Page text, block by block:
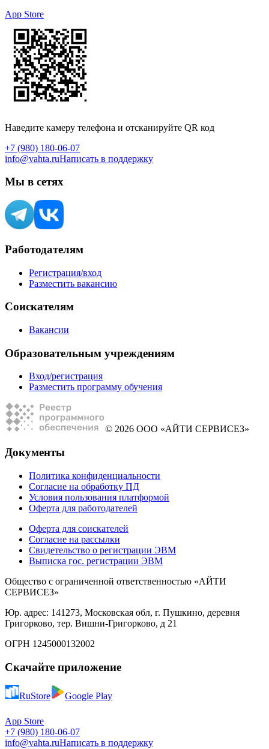
App Store
Наведите камеру телефона и отсканируйте QR код
+7 (980) 180-06-07
info@vahta.ruНаписать в поддержку
Мы в сетях
Работодателям
Регистрация/вход
Разместить вакансию
Соискателям
Вакансии
Образовательным учреждениям
Вход/регистрация
Разместить программу обучения
© 2026 ООО «АЙТИ СЕРВИСЕЗ»
Документы
Политика конфиденциальности
Согласие на обработку ПД
Условия пользования платформой
Оферта для работодателей
Оферта для соискателей
Согласие на рассылки
Свидетельство о регистрации ЭВМ
Выписка гос. регистрации ЭВМ
Общество с ограниченной ответственностью «АЙТИ
СЕРВИСЕЗ»
Юр. адрес: 141273, Московская обл, г. Пушкино, деревня
Григорково, тер. Вишни-Григорково, д 21
ОГРН 1245000132002
Скачайте приложение
RuStore Google Play
App Store
+7 (980) 180-06-07
info@vahta.ruНаписать в поддержку